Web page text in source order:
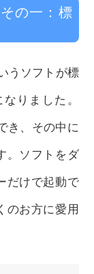
の一：標
うソフトが標
りました。
き、その中に
。ソフトをダ
だけで起動で
のお方に愛用